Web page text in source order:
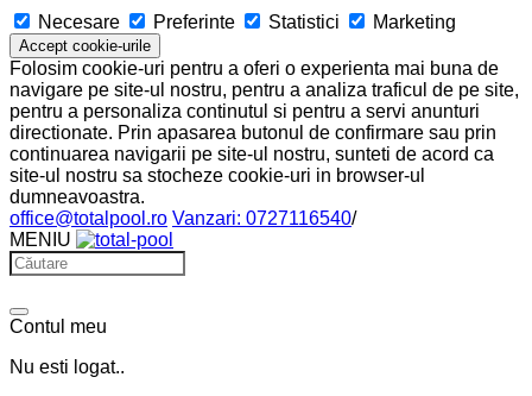
Necesare Preferinte Statistici Marketing
Accept cookie-urile
Folosim cookie-uri pentru a oferi o experienta mai buna de
navigare pe site-ul nostru, pentru a analiza traficul de pe site,
pentru a personaliza continutul si pentru a servi anunturi
directionate. Prin apasarea butonul de confirmare sau prin
continuarea navigarii pe site-ul nostru, sunteti de acord ca
site-ul nostru sa stocheze cookie-uri in browser-ul
dumneavoastra.
office@totalpool.ro Vanzari: 0727116540/
MENIU
Contul meu
Nu esti logat..